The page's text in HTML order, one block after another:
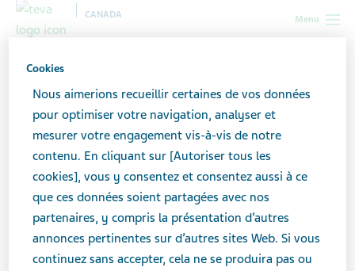
Menu
CANADA
Canada
Faire face à la peur de ne
pas pouvoir avoir d’enfants
après un cancer
Cookies
Nous aimerions recueillir certaines de vos données
pour optimiser votre navigation, analyser et
mesurer votre engagement vis-à-vis de notre
contenu. En cliquant sur [Autoriser tous les
cookies], vous y consentez et consentez aussi à ce
que ces données soient partagées avec nos
partenaires, y compris la présentation d’autres
annonces pertinentes sur d’autres sites Web. Si vous
continuez sans accepter, cela ne se produira pas ou